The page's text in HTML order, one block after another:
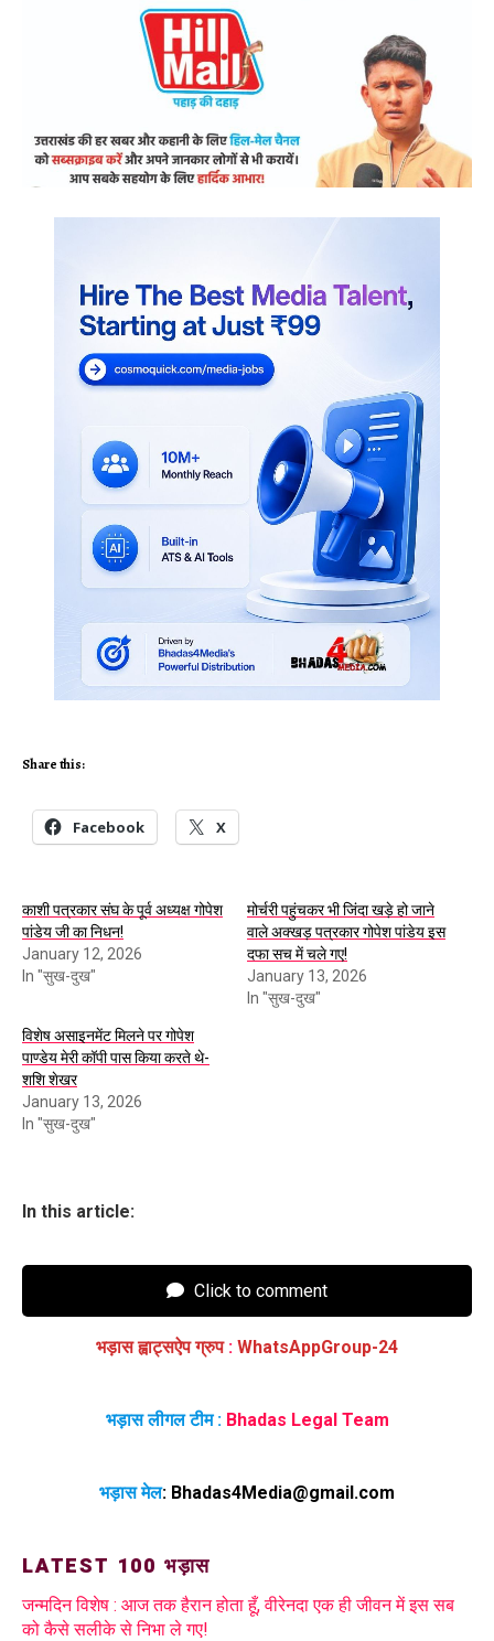
Share this:
Facebook X
काशी पत्रकार संघ के पूर्व अध्यक्ष गोपेश
पांडेय जी का निधन!
January 12, 2026
In "सुख-दुख"
मोर्चरी पहुंचकर भी जिंदा खड़े हो जाने
वाले अक्खड़ पत्रकार गोपेश पांडेय इस
दफा सच में चले गए!
January 13, 2026
In "सुख-दुख"
विशेष असाइनमेंट मिलने पर गोपेश
पाण्डेय मेरी कॉपी पास किया करते थे-
शशि शेखर
January 13, 2026
In "सुख-दुख"
In this article:
Click to comment
भड़ास ह्वाट्सऐप ग्रुप : WhatsAppGroup-24
भड़ास लीगल टीम : Bhadas Legal Team
भड़ास मेल: Bhadas4Media@gmail.com
LATEST 100 भड़ास
जन्मदिन विशेष : आज तक हैरान होता हूँ, वीरेनदा एक ही जीवन में इस सब
को कैसे सलीके से निभा ले गए!